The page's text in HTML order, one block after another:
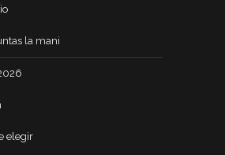
la mani
elegir